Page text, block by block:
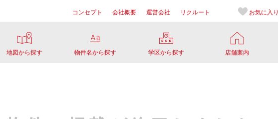
コンセプト 会社概要 運営会社 リクルート お気に入り
地図から探す 物件名から探す 学区から探す 店舗案内